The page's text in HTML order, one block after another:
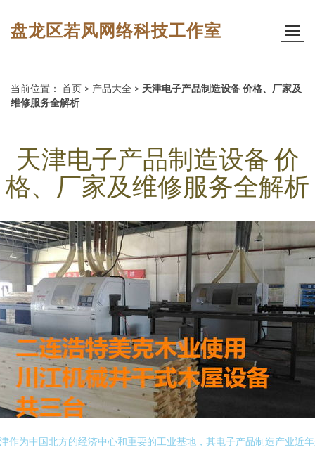
盘龙区若风网络科技工作室
当前位置： 首页 > 产品大全 > 天津电子产品制造设备 价格、厂家及
维修服务全解析
天津电子产品制造设备 价
格、厂家及维修服务全解析
作为中国北方的经济中心和重要的工业基地，其电子产品制造产业近